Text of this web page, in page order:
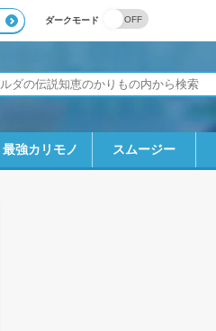
ダークモード
最強カリモノ スムージー